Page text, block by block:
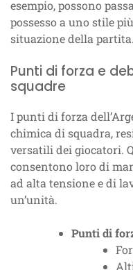
esempio, possono
possesso a uno stile
situazione della partita.
Punti di forza e
squadre
I punti di forza
chimica di squadra,
versatili dei giocatori.
consentono loro di
ad alta tensione e di
un’unità.
Punti di